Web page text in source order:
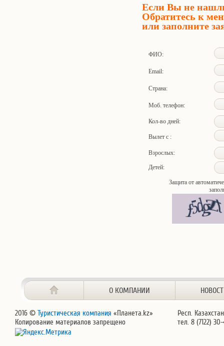
Если Вы не
Обратитесь к
или заполните
ФИО:
Email:
Страна:
Моб. телефон:
Кол-во дней:
Вылет с :
Взрослых:
Детей:
Защита от
О КОМПАНИИ
2016 © Туристическая компания «Планета.kz»
Копирование материалов запрещено
Респ.
тел. 8 (7122)